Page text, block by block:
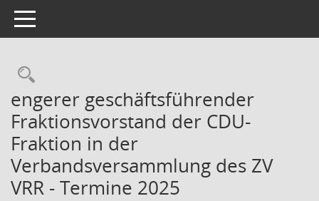
Toggle navigation
Rechercheauswahl
engerer geschäftsführender
Fraktionsvorstand der CDU-
Fraktion in der
Verbandsversammlung des ZV
VRR - Termine 2025